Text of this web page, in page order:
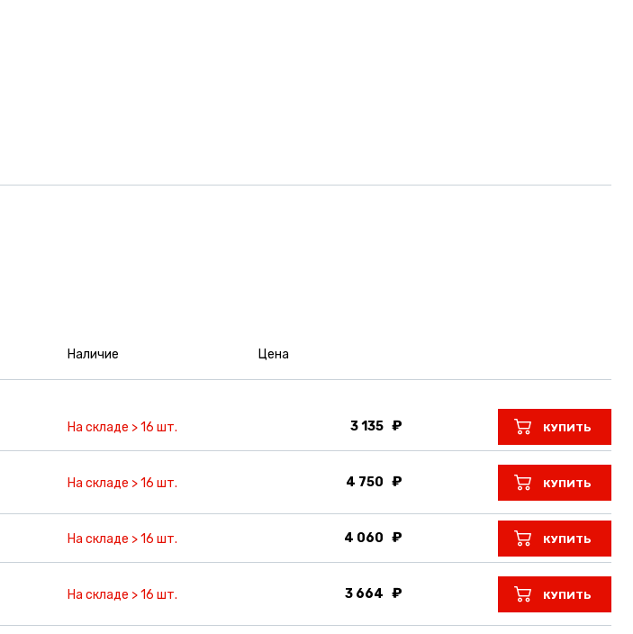
Наличие Цена
На складе > 16 шт. 3 135 КУПИТЬ
На складе > 16 шт. 4 750 КУПИТЬ
На складе > 16 шт. 4 060 КУПИТЬ
На складе > 16 шт. 3 664 КУПИТЬ